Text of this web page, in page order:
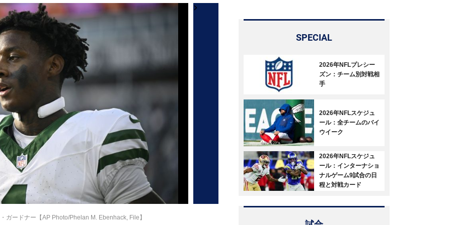
ガードナー【AP Photo/Phelan M. Ebenhack, File】
SPECIAL
2026年NFLプレシー
ズン：チーム別対戦相
手
2026年NFLスケジュ
ール：全チームのバイ
ウイーク
2026年NFLスケジュ
ール：インターナショ
ナルゲーム9試合の日
程と対戦カード